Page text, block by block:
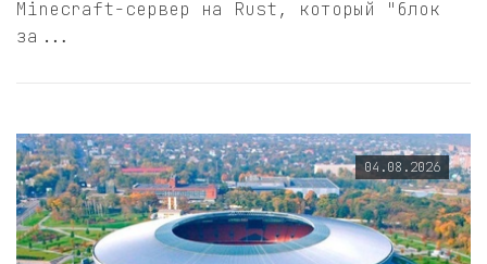
Minecraft-сервер на Rust, который "блок
за...
04.08.2026